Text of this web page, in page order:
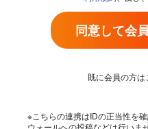
同意して会
既に会員の方は
※こちらの連携はIDの正当性を
ウォールへの投稿などは行いませ